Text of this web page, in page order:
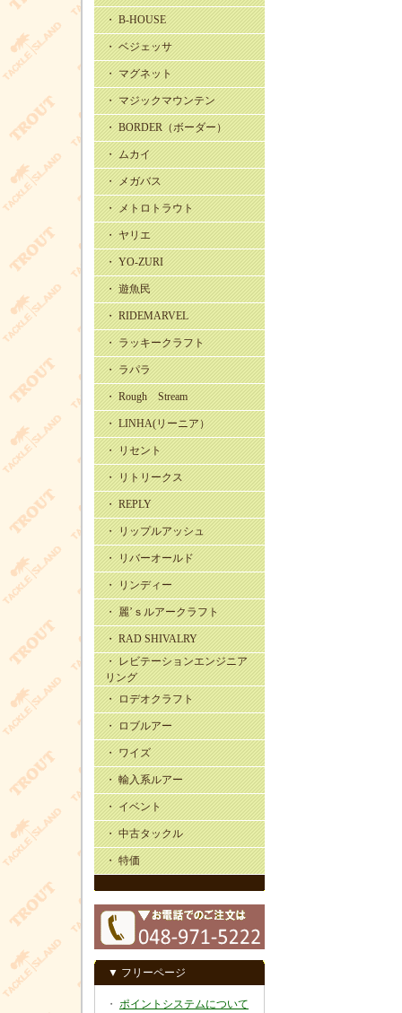
・ B-HOUSE
・ ベジェッサ
・ マグネット
・ マジックマウンテン
・ BORDER（ボーダー）
・ ムカイ
・ メガバス
・ メトロトラウト
・ ヤリエ
・ YO-ZURI
・ 遊魚民
・ RIDEMARVEL
・ ラッキークラフト
・ ラパラ
・ Rough Stream
・ LINHA(リーニア）
・ リセント
・ リトリークス
・ REPLY
・ リップルアッシュ
・ リバーオールド
・ リンディー
・ 麗’ｓルアークラフト
・ RAD SHIVALRY
・ レビテーションエンジニア
リング
・ ロデオクラフト
・ ロブルアー
・ ワイズ
・ 輸入系ルアー
・ イベント
・ 中古タックル
・ 特価
▼ フリーページ
・ ポイントシステムについて